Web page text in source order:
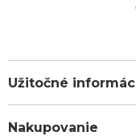
Užitočné
Nakupovanie